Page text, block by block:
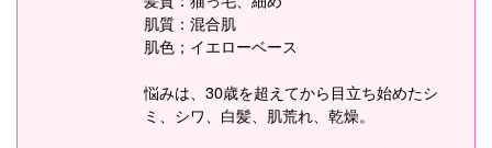
肌質：混合肌
肌色；イエローベース
悩みは、30歳を超えてから目立ち始めたシ
ミ、シワ、白髪、肌荒れ、乾燥。